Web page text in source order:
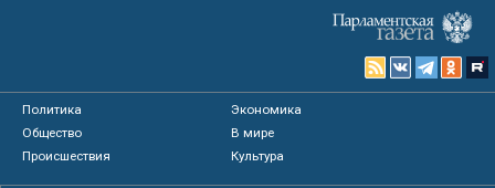
Политика
Экономика
Общество
В мире
Происшествия
Культура